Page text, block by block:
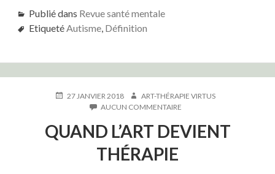
Publié dans Revue santé mentale
Etiqueté Autisme, Définition
PUBLIÉ27 JANVIER 2018 AUTEUR
ART-THÉRAPIE VIRTUS
AUCUN COMMENTAIRE
L’ART
DEVIENT
QUAND L’ART DEVIENT
THÉRAPIE